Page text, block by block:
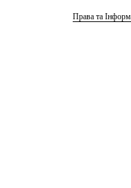
Права та